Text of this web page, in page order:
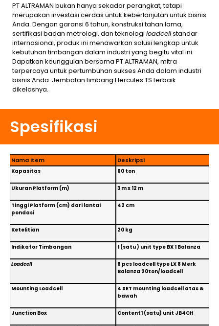
PT ALTRAMAN bukan hanya sekadar perangkat, tetapi
merupakan investasi cerdas untuk keberlanjutan untuk bisnis
Anda. Dengan garansi 6 tahun, konstruksi tahan lama,
sertifikasi badan metrologi, dan teknologi loadcellstandar
internasional, produk ini menawarkan solusi lengkap untuk
kebutuhan timbangan dalam industri yang begitu vital ini.
Dapatkan keunggulan bersama PT ALTRAMAN, mitra
terpercaya untuk pertumbuhan sukses Anda dalam industri
bisnis Anda. Jembatan timbang Hercules TS terbaik
dikelasnya.
Spesifikasi
Nama Item Deskripsi
Kapasitas 60 ton
Ukuran Platform (m) 3 m x 12 m
Tinggi Platform (cm) dari lantai
pondasi
42 cm
Ketelitian 20 kg
Indikator Timbangan 1 (satu ) unit type BX 1 Balanza
Loadcell
8 pcs loadcell type LX 8 Merk
Balanza 20ton/loadcell
Mounting Loadcell
4 SET mounting loadcell atas &
bawah
Junction Box Content1 (satu) unit JB4CH